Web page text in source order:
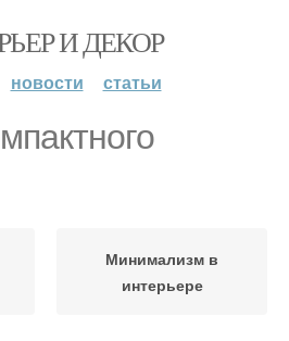
И ДЕКОР
новости статьи
Минимализм в
интерьере